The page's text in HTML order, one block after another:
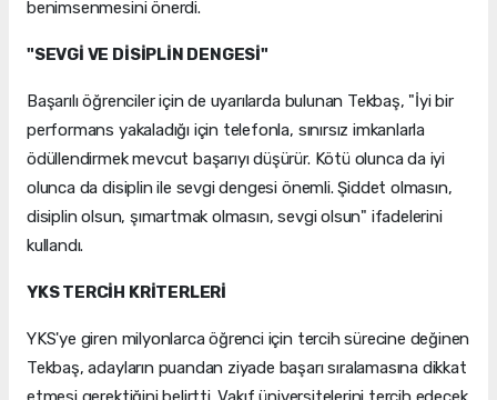
benimsenmesini önerdi.
"SEVGİ VE DİSİPLİN DENGESİ"
Başarılı öğrenciler için de uyarılarda bulunan Tekbaş, "İyi bir
performans yakaladığı için telefonla, sınırsız imkanlarla
ödüllendirmek mevcut başarıyı düşürür. Kötü olunca da iyi
olunca da disiplin ile sevgi dengesi önemli. Şiddet olmasın,
disiplin olsun, şımartmak olmasın, sevgi olsun" ifadelerini
kullandı.
YKS TERCİH KRİTERLERİ
YKS'ye giren milyonlarca öğrenci için tercih sürecine değinen
Tekbaş, adayların puandan ziyade başarı sıralamasına dikkat